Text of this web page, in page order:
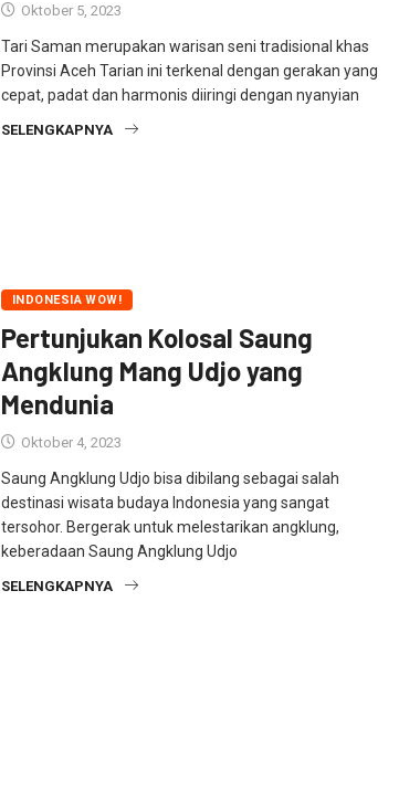
Oktober 5, 2023
Tari Saman merupakan warisan seni tradisional khas
Provinsi Aceh Tarian ini terkenal dengan gerakan yang
cepat, padat dan harmonis diiringi dengan nyanyian
SELENGKAPNYA
INDONESIA WOW!
Pertunjukan Kolosal Saung
Angklung Mang Udjo yang
Mendunia
Oktober 4, 2023
Saung Angklung Udjo bisa dibilang sebagai salah
destinasi wisata budaya Indonesia yang sangat
tersohor. Bergerak untuk melestarikan angklung,
keberadaan Saung Angklung Udjo
SELENGKAPNYA